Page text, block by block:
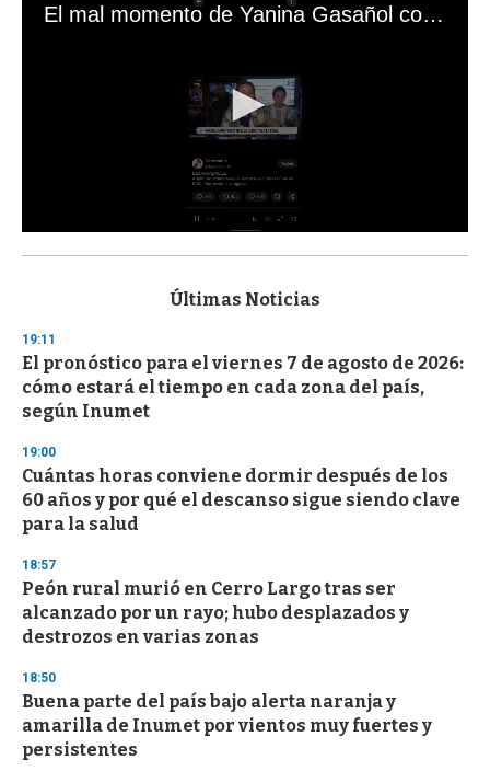
El mal momento de Yanina Gasañol con un hincha argentino en "Subrayado"
s
d
s
o
f
3
s
e
c
o
n
d
s
Últimas Noticias
19:11
El pronóstico para el viernes 7 de agosto de 2026:
cómo estará el tiempo en cada zona del país,
según Inumet
19:00
Cuántas horas conviene dormir después de los
60 años y por qué el descanso sigue siendo clave
para la salud
18:57
Peón rural murió en Cerro Largo tras ser
alcanzado por un rayo; hubo desplazados y
destrozos en varias zonas
18:50
Buena parte del país bajo alerta naranja y
amarilla de Inumet por vientos muy fuertes y
persistentes